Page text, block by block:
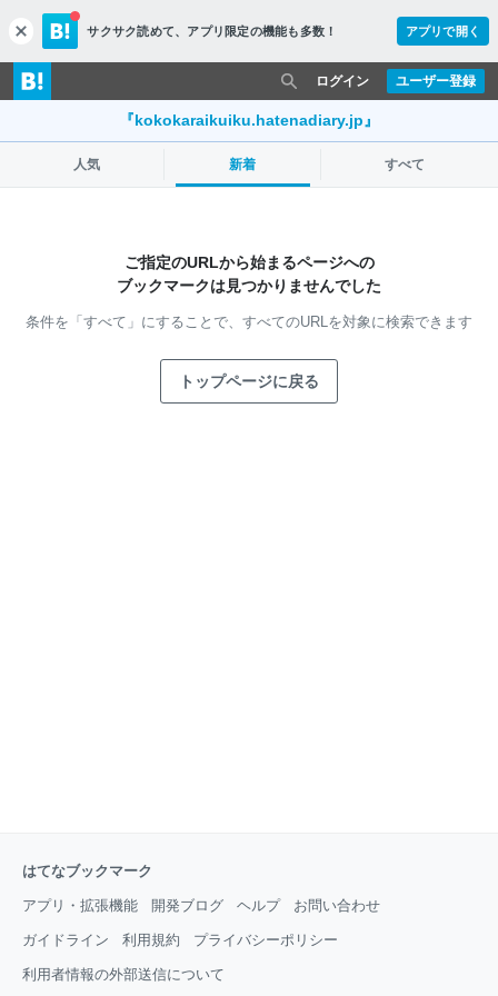
c
l
o
s
サクサク読めて、 アプリ限定の機能も多数！ アプリで開く
ユーザー登録
ログイン
『kokokaraikuiku.hatenadiary.jp』
人気 新着 すべて
ご指定のURLから始まるページへの
ブックマークは見つかりませんでした
条件を「すべて」にすることで、 すべてのURLを対象に検索できます
トップページに戻る
はてなブックマーク
アプリ・拡張機能 開発ブログ ヘルプ お問い合わせ
ガイドライン 利用規約 プライバシーポリシー
利用者情報の外部送信について